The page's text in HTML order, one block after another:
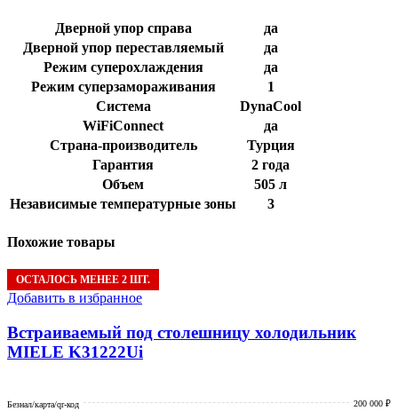
Дверной упор справа
да
Дверной упор переставляемый
да
Режим суперохлаждения
да
Режим суперзамораживания
1
Система
DynaCool
WiFiConnect
да
Страна-производитель
Турция
Гарантия
2 года
Объем
505 л
Независимые температурные зоны
3
Похожие товары
ОСТАЛОСЬ МЕНЕЕ 2 ШТ.
Добавить в избранное
Встраиваемый под столешницу холодильник
MIELE K31222Ui
Безнал/карта/qr-код
200 000 ₽